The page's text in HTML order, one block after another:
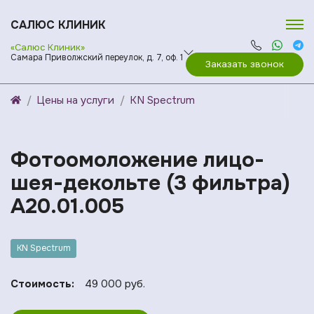
САЛЮС КЛИНИК
«Салюс Клиник»
Самара Приволжский переулок, д. 7, оф. 1
Заказать звонок
Цены на услуги KN Spectrum
Фотоомоложение лицо-
шея-декольте (3 фильтра)
A20.01.005
KN Spectrum
Стоимость: 49 000 руб.